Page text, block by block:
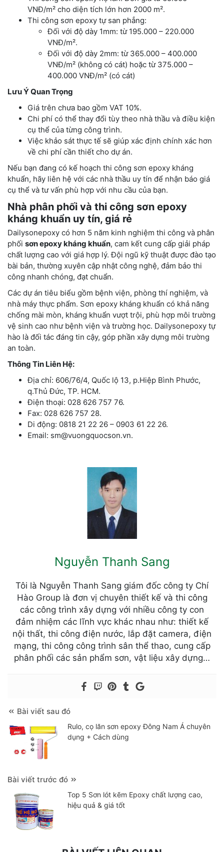
VNĐ/m² cho diện tích lớn hơn 2000 m².
Thi công sơn epoxy tự san phẳng:
Đối với độ dày 1mm: từ 195.000 – 220.000
VNĐ/m².
Đối với độ dày 2mm: từ 365.000 – 400.000
VNĐ/m² (không có cát) hoặc từ 375.000 –
400.000 VNĐ/m² (có cát)
Lưu Ý Quan Trọng
Giá trên chưa bao gồm VAT 10%.
Chi phí có thể thay đổi tùy theo nhà thầu và điều kiện
cụ thể của từng công trình.
Việc khảo sát thực tế sẽ giúp xác định chính xác hơn
về chi phí cần thiết cho dự án.
Nếu bạn đang có kế hoạch thi công sơn epoxy kháng
khuẩn, hãy liên hệ với các nhà thầu uy tín để nhận báo giá
cụ thể và tư vấn phù hợp với nhu cầu của bạn.
Nhà phân phối và thi công sơn epoxy
kháng khuẩn uy tín, giá rẻ
Dailysonepoxy có hơn 5 năm kinh nghiệm thi công và phân
phối sơn epoxy kháng khuẩn, cam kết cung cấp giải pháp
chất lượng cao với giá hợp lý. Đội ngũ kỹ thuật được đào tạo
bài bản, thường xuyên cập nhật công nghệ, đảm bảo thi
công nhanh chóng, đạt chuẩn.
Các dự án tiêu biểu gồm bệnh viện, phòng thí nghiệm, và
nhà máy thực phẩm. Sơn epoxy kháng khuẩn có khả năng
chống mài mòn, kháng khuẩn vượt trội, phù hợp môi trường
vệ sinh cao như bệnh viện và trường học. Dailysonepoxy tự
hào là đối tác đáng tin cậy, góp phần xây dựng môi trường
an toàn.
Thông Tin Liên Hệ:
Địa chỉ: 606/76/4, Quốc lộ 13, p.Hiệp Bình Phước,
q.Thủ Đức, TP. HCM.
Điện thoại: 028 626 757 76.
Fax: 028 626 757 28.
Di động: 0818 21 22 26 – 0903 61 22 26.
Email: sm@vuongquocson.vn.
Nguyễn Thanh Sang
Tôi là Nguyễn Thanh Sang giám đốc công ty Chí
Hào Group là đơn vị chuyên thiết kế và thi công
các công trình xây dựng với nhiều công ty con
đảm nhiệm các lĩnh vực khác nhau như: thiết kế
nội thất, thi công điện nước, lắp đặt camera, điện
mạng, thi công công trình sân thể thao, cung cấp
phân phối các sản phẩm sơn, vật liệu xây dựng…
Bài viết sau đó
Rulo, cọ lăn sơn epoxy Đông Nam Á chuyên
dụng + Cách dùng
Bài viết trước đó
Top 5 Sơn lót kẽm Epoxy chất lượng cao,
hiệu quả & giá tốt